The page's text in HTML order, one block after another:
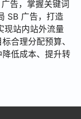
告，掌握关键词
SB 广告，打造
现站内站外流量
合理分配预算、
低成本、提升转